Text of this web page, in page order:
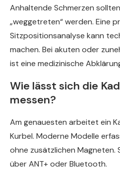
Anhaltende Schmerzen
„weggetreten“ werden. Eine
Sitzpositionsanalyse kann
machen. Bei akuten oder
ist eine medizinische
Wie lässt sich die
messen?
Am genauesten arbeitet ein
Kurbel. Moderne Modelle
ohne zusätzlichen Magneten.
über ANT+ oder Bluetooth.